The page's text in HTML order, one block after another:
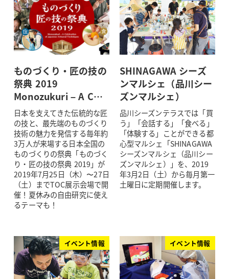
ものづくり・匠の技の
祭典 2019
Monozukuri – A C…
日本を支えてきた伝統的な匠
の技と、最先端のものづくり
技術の魅力を発信する毎年約
3万人が来場する日本全国の
ものづくりの祭典「ものづく
り・匠の技の祭典 2019」が
2019年7月25日（木）〜27日
（土）までTOC展示会場で開
催！夏休みの自由研究に使え
るテーマも！
SHINAGAWA シーズ
ンマルシェ（品川シー
ズンマルシェ）
品川シーズンテラスでは「買
う」「会話する」「食べる」
「体験する」ことができる都
心型マルシェ「SHINAGAWA
シーズンマルシェ（品川シー
ズンマルシェ）」を、2019
年3月2日（土）から毎月第一
土曜日に定期開催します。
イベント情報 イベント情報